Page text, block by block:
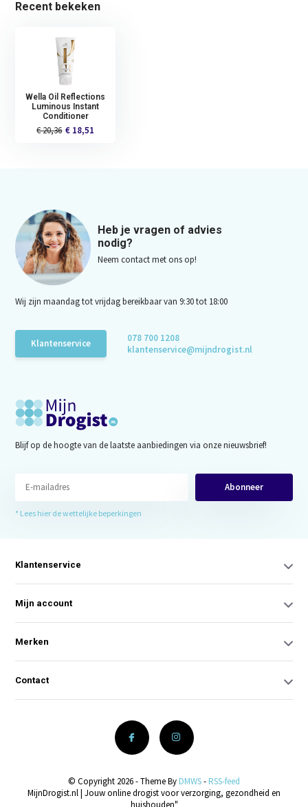
Recent bekeken
Wella Oil Reflections
Luminous Instant
Conditioner
€ 20,36 € 18,51
Heb je vragen of advies
nodig?
Neem contact met ons op!
Wij zijn maandag tot vrijdag bereikbaar van 9:30 tot 18:00
Klantenservice
078 700 1208
klantenservice@mijndrogist.nl
Blijf op de hoogte van de laatste aanbiedingen via onze nieuwsbrief!
Abonneer
* Lees hier de wettelijke beperkingen
Klantenservice
Mijn account
Merken
Contact
© Copyright 2026 - Theme By DMWS- RSS-feed
MijnDrogist.nl | Jouw online drogist voor verzorging, gezondheid en
huishouden"